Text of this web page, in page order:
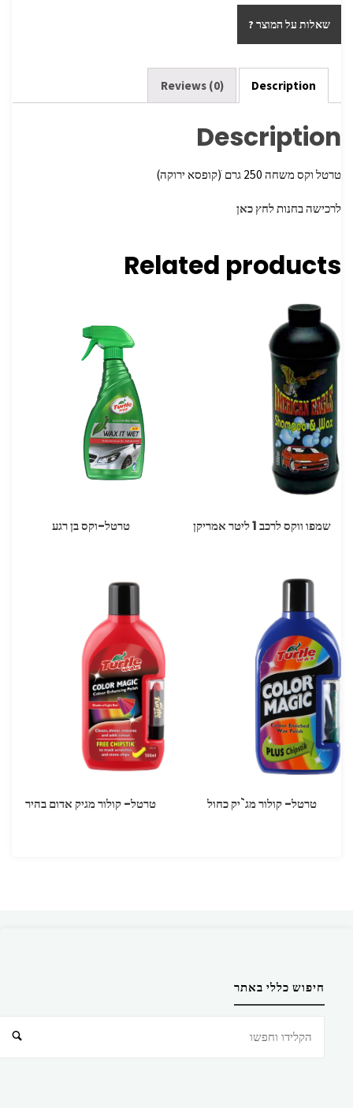
b
o
o
k
tt
er
ar
e
שאלות על המוצר ?
Description
Reviews (0)
Description
טרטל וקס משחה 250 גרם ׁ(קופסא ירוקה)
לרכישה בחנותלחץ כאן
Related products
שמפו ווקס לרכב 1 ליטר אמריקן טרטל-וקס בן רגע
טרטל- קולור מג`יק כחול טרטל- קולור מגיק אדום בהיר
חיפוש כללי באתר